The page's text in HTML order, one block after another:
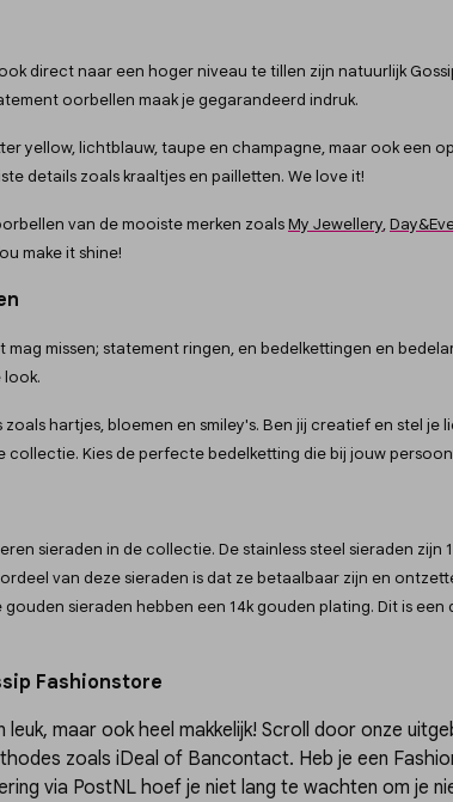
direct naar een hoger niveau te tillen zijn natuurlijk
oorbellen maak je gegarandeerd indruk.
yellow, lichtblauw, taupe en champagne, maar ook een
details zoals kraaltjes en pailletten. We love it!
van de mooiste merken zoalsMy Jewellery,
make it shine!
missen; statement ringen, en bedelkettingen en
look.
hartjes, bloemen en smiley's. Ben jij creatief en stel
collectie. Kies de perfecte bedelketting die bij jouw
sieraden in de collectie. De stainless steel sieraden
van deze sieraden is dat ze betaalbaar zijn en
sieraden hebben een 14k gouden plating. Dit is
Fashionstore
leuk, maar ook heel makkelijk! Scroll door onze
zoals iDeal of Bancontact. Heb je een
via PostNL hoef je niet lang te wachten om je